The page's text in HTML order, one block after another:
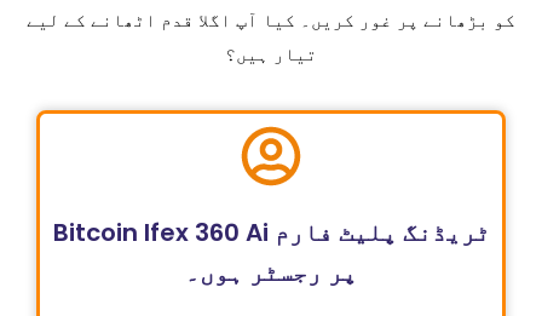
کو بڑھانے پر غور کریں۔ کیا آپ اگلا قدم اٹھانے کے لیے
تیار ہیں؟
Bitcoin Ifex 360 Ai ٹریڈنگ پلیٹ فارم
پر رجسٹر ہوں۔